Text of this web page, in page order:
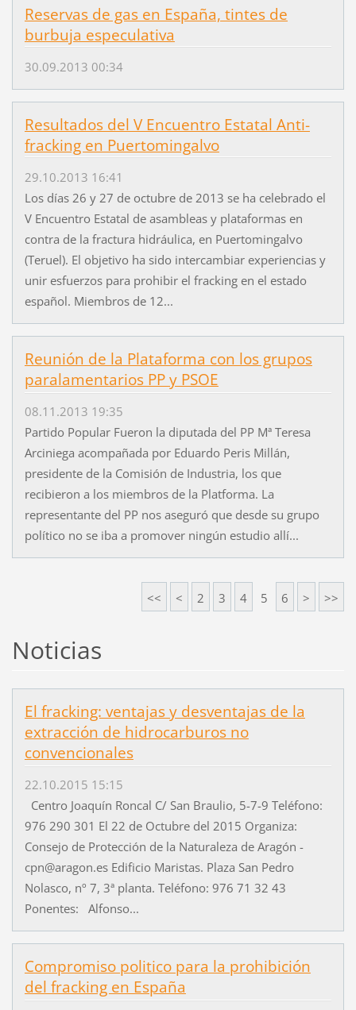
Reservas de gas en España, tintes de
burbuja especulativa
30.09.2013 00:34
Resultados del V Encuentro Estatal Anti-
fracking en Puertomingalvo
29.10.2013 16:41
Los días 26 y 27 de octubre de 2013 se ha celebrado el
V Encuentro Estatal de asambleas y plataformas en
contra de la fractura hidráulica, en Puertomingalvo
(Teruel). El objetivo ha sido intercambiar experiencias y
unir esfuerzos para prohibir el fracking en el estado
español. Miembros de 12...
Reunión de la Plataforma con los grupos
paralamentarios PP y PSOE
08.11.2013 19:35
Partido Popular Fueron la diputada del PP Mª Teresa
Arciniega acompañada por Eduardo Peris Millán,
presidente de la Comisión de Industria, los que
recibieron a los miembros de la Platforma. La
representante del PP nos aseguró que desde su grupo
político no se iba a promover ningún estudio allí...
<< < 2 3 4 5 6 > >>
Noticias
El fracking: ventajas y desventajas de la
extracción de hidrocarburos no
convencionales
22.10.2015 15:15
Centro Joaquín Roncal C/ San Braulio, 5-7-9 Teléfono:
976 290 301 El 22 de Octubre del 2015 Organiza:
Consejo de Protección de la Naturaleza de Aragón -
cpn@aragon.es Edificio Maristas. Plaza San Pedro
Nolasco, nº 7, 3ª planta. Teléfono: 976 71 32 43
Ponentes: Alfonso...
Compromiso politico para la prohibición
del fracking en España